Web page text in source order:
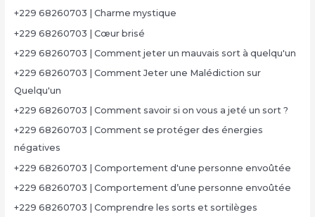
+229 68260703 | Charme mystique
+229 68260703 | Cœur brisé
+229 68260703 | Comment jeter un mauvais sort à quelqu'un
+229 68260703 | Comment Jeter une Malédiction sur
Quelqu'un
+229 68260703 | Comment savoir si on vous a jeté un sort ?
+229 68260703 | Comment se protéger des énergies
négatives
+229 68260703 | Comportement d'une personne envoûtée
+229 68260703 | Comportement d’une personne envoûtée
+229 68260703 | Comprendre les sorts et sortilèges